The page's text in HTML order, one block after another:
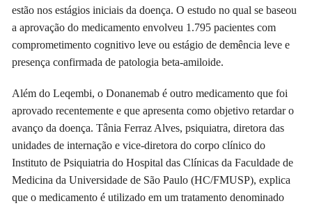
estão nos estágios iniciais da doença. O estudo no qual se baseou
a aprovação do medicamento envolveu 1.795 pacientes com
comprometimento cognitivo leve ou estágio de demência leve e
presença confirmada de patologia beta-amiloide.
Além do Leqembi, o Donanemab é outro medicamento que foi
aprovado recentemente e que apresenta como objetivo retardar o
avanço da doença. Tânia Ferraz Alves, psiquiatra, diretora das
unidades de internação e vice-diretora do corpo clínico do
Instituto de Psiquiatria do Hospital das Clínicas da Faculdade de
Medicina da Universidade de São Paulo (HC/FMUSP), explica
que o medicamento é utilizado em um tratamento denominado